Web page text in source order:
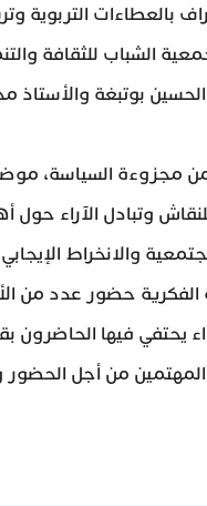
بالعطاءات التربوية
الشباب للثقافة
الحسين بوتبغة
مجزوءة السياسة،
وتبادل الآراء حول
والانخراط
حضور عدد من
يحتفي فيها الحاضرون
من أجل الحضور